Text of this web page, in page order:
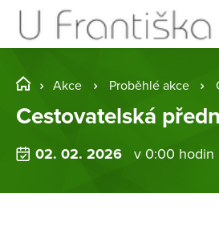
Akce Proběhlé akce
Cestovatelská
02. 02. 2026 v 0:00 hodin